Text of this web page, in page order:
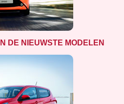
DE NIEUWSTE MODELEN